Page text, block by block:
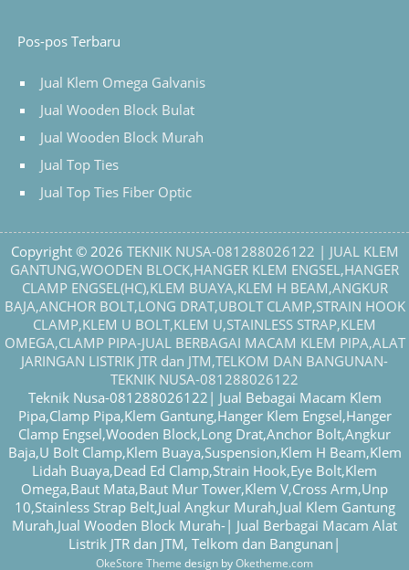
Pos-pos Terbaru
Jual Klem Omega Galvanis
Jual Wooden Block Bulat
Jual Wooden Block Murah
Jual Top Ties
Jual Top Ties Fiber Optic
Copyright © 2026 TEKNIK NUSA-081288026122 | JUAL KLEM
GANTUNG,WOODEN BLOCK,HANGER KLEM ENGSEL,HANGER
CLAMP ENGSEL(HC),KLEM BUAYA,KLEM H BEAM,ANGKUR
BAJA,ANCHOR BOLT,LONG DRAT,UBOLT CLAMP,STRAIN HOOK
CLAMP,KLEM U BOLT,KLEM U,STAINLESS STRAP,KLEM
OMEGA,CLAMP PIPA-JUAL BERBAGAI MACAM KLEM PIPA,ALAT
JARINGAN LISTRIK JTR dan JTM,TELKOM DAN BANGUNAN-
TEKNIK NUSA-081288026122
Teknik Nusa-081288026122| Jual Bebagai Macam Klem
Pipa,Clamp Pipa,Klem Gantung,Hanger Klem Engsel,Hanger
Clamp Engsel,Wooden Block,Long Drat,Anchor Bolt,Angkur
Baja,U Bolt Clamp,Klem Buaya,Suspension,Klem H Beam,Klem
Lidah Buaya,Dead Ed Clamp,Strain Hook,Eye Bolt,Klem
Omega,Baut Mata,Baut Mur Tower,Klem V,Cross Arm,Unp
10,Stainless Strap Belt,Jual Angkur Murah,Jual Klem Gantung
Murah,Jual Wooden Block Murah-| Jual Berbagai Macam Alat
Listrik JTR dan JTM, Telkom dan Bangunan|
OkeStore Theme design byOketheme.com